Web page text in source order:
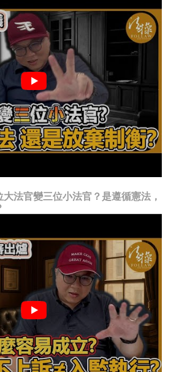
法官變三位小法官？是遵循憲法，